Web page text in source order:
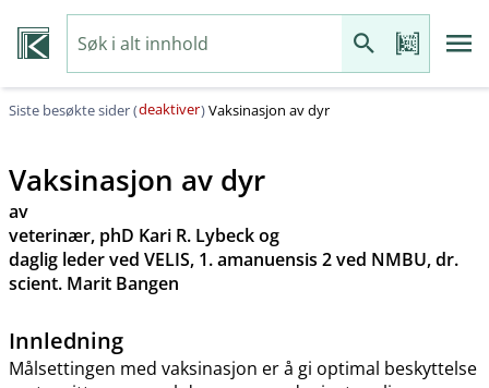
Siste besøkte sider (deaktiver)Vaksinasjon av dyr
Vaksinasjon av dyr
av
veterinær, phD Kari R. Lybeck og
daglig leder ved VELIS, 1. amanuensis 2 ved NMBU, dr.
scient. Marit Bangen
Innledning
Målsettingen med vaksinasjon er å gi optimal beskyttelse